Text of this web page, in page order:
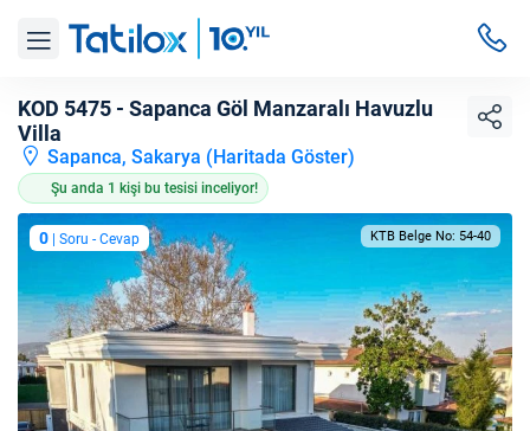
KOD 5475 - Sapanca Göl Manzaralı Havuzlu
Villa
Sapanca, Sakarya (Haritada Göster)
Şu anda 1 kişi bu tesisi inceliyor!
KTB Belge No: 54-40
0 | Soru - Cevap